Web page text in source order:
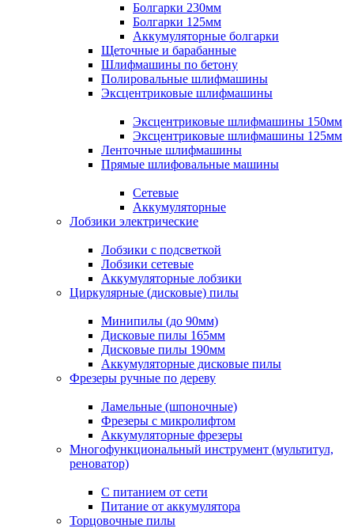
Болгарки 230мм
Болгарки 125мм
Аккумуляторные болгарки
Щеточные и барабанные
Шлифмашины по бетону
Полировальные шлифмашины
Эксцентриковые шлифмашины
Эксцентриковые шлифмашины 150мм
Эксцентриковые шлифмашины 125мм
Ленточные шлифмашины
Прямые шлифовальные машины
Сетевые
Аккумуляторные
Лобзики электрические
Лобзики с подсветкой
Лобзики сетевые
Аккумуляторные лобзики
Циркулярные (дисковые) пилы
Минипилы (до 90мм)
Дисковые пилы 165мм
Дисковые пилы 190мм
Аккумуляторные дисковые пилы
Фрезеры ручные по дереву
Ламельные (шпоночные)
Фрезеры с микролифтом
Аккумуляторные фрезеры
Многофункциональный инструмент (мультитул,
реноватор)
С питанием от сети
Питание от аккумулятора
Торцовочные пилы